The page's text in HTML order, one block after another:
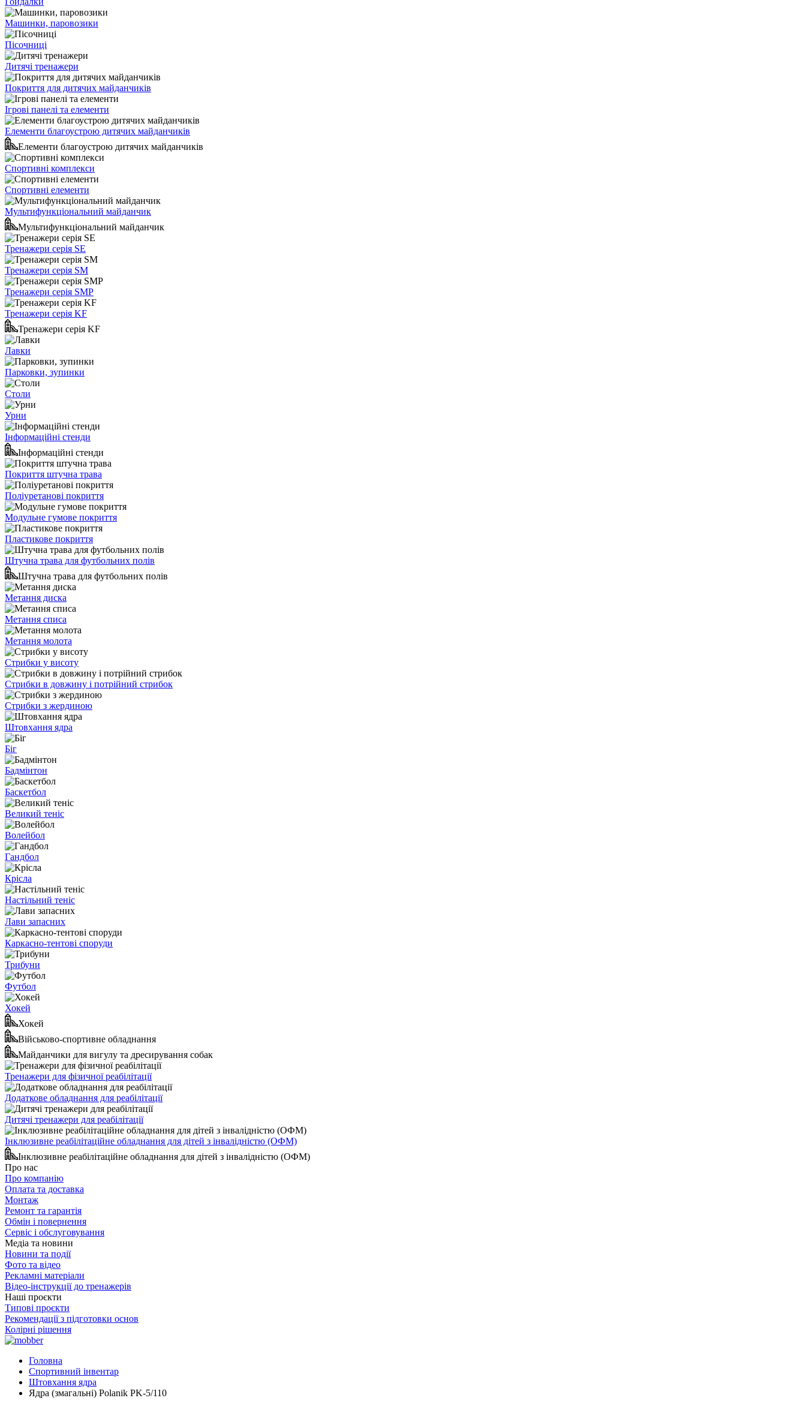
Машинки, паровозики
Пісочниці
Дитячі тренажери
Покриття для дитячих майданчиків
Ігрові панелі та елементи
Елементи благоустрою дитячих майданчиків
Елементи благоустрою дитячих майданчиків
Спортивні комплекси
Спортивні елементи
Мультифункціональний майданчик
Мультифункціональний майданчик
Тренажери серія SE
Тренажери серія SM
Тренажери серія SMP
Тренажери серія KF
Тренажери серія KF
Лавки
Парковки, зупинки
Столи
Урни
Інформаційні стенди
Інформаційні стенди
Покриття штучна трава
Поліуретанові покриття
Модульне гумове покриття
Пластикове покриття
Штучна трава для футбольних полів
Штучна трава для футбольних полів
Метання диска
Метання списа
Метання молота
Стрибки у висоту
Стрибки в довжину і потрійний стрибок
Стрибки з жердиною
Штовхання ядра
Біг
Бадмінтон
Баскетбол
Великий теніс
Волейбол
Гандбол
Крісла
Настільний теніс
Лави запасних
Каркасно-тентові споруди
Трибуни
Футбол
Хокей
Хокей
Військово-спортивне обладнання
Майданчики для вигулу та дресирування собак
Тренажери для фізичної реабілітації
Додаткове обладнання для реабілітації
Дитячі тренажери для реабілітації
Інклюзивне реабілітаційне обладнання для дітей з інвалідністю (ОФМ)
Інклюзивне реабілітаційне обладнання для дітей з інвалідністю (ОФМ)
Про нас
Про компанію
Оплата та доставка
Монтаж
Ремонт та гарантія
Обмін і повернення
Сервіс і обслуговування
Медіа та новини
Новини та події
Фото та відео
Рекламні матеріали
Відео-інструкції до тренажерів
Наші проєкти
Типові проєкти
Рекомендації з підготовки основ
Колірні рішення
Головна
Спортивний інвентар
Штовхання ядра
Ядра (змагальні) Polanik PK-5/110